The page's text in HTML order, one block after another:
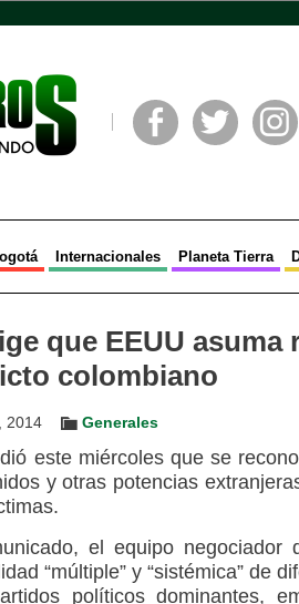
Internacionales Planeta Tierra
que EEUU
colombiano
2014 Generales
este miércoles que se
y otras potencias
el equipo
“múltiple” y “sistémica” de
políticos dominantes,